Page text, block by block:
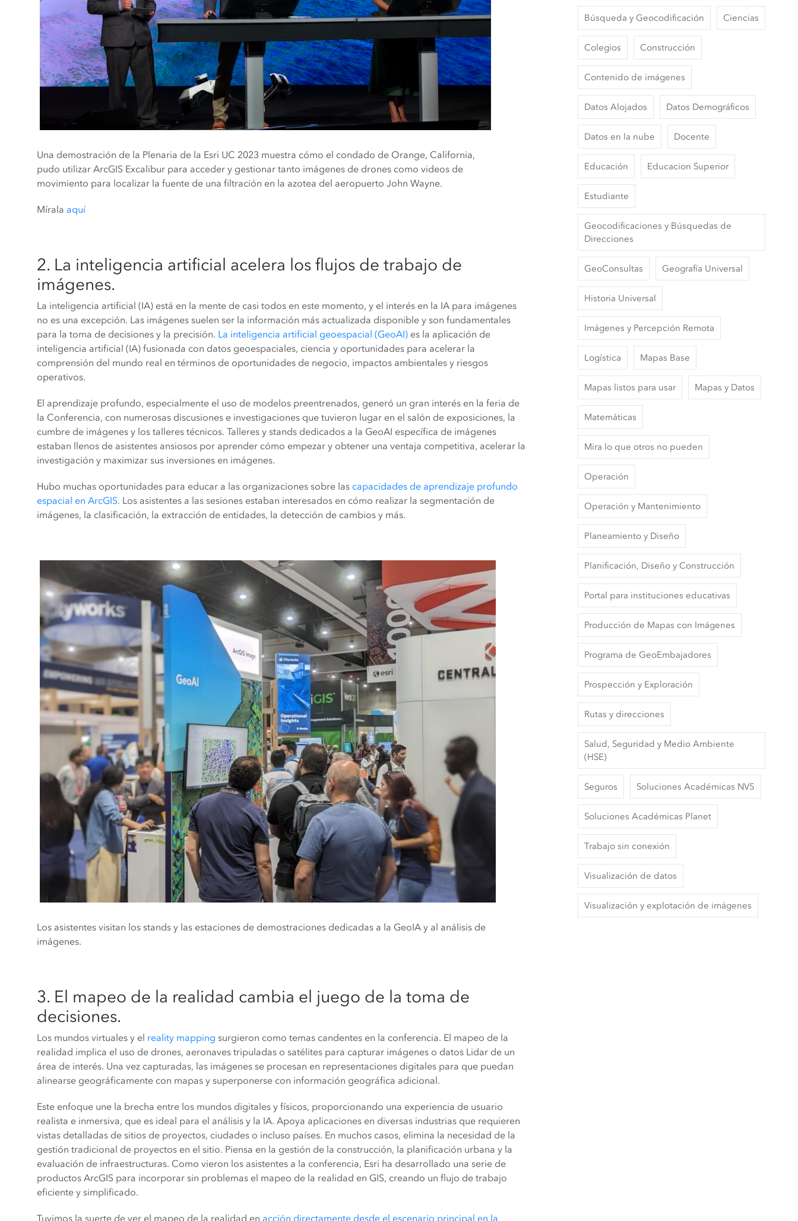
Una demostración de la Plenaria de la Esri UC 2023 muestra cómo el condado de Orange, California,
pudo utilizar ArcGIS Excalibur para acceder y gestionar tanto imágenes de drones como videos de
movimiento para localizar la fuente de una filtración en la azotea del aeropuerto John Wayne.
Mírala aquí
2. La inteligencia artificial acelera los flujos de trabajo de
imágenes.
La inteligencia artificial (IA) está en la mente de casi todos en este momento, y el interés en la IA para imágenes
no es una excepción. Las imágenes suelen ser la información más actualizada disponible y son fundamentales
para la toma de decisiones y la precisión. La inteligencia artificial geoespacial (GeoAI) es la aplicación de
inteligencia artificial (IA) fusionada con datos geoespaciales, ciencia y oportunidades para acelerar la
comprensión del mundo real en términos de oportunidades de negocio, impactos ambientales y riesgos
operativos.
El aprendizaje profundo, especialmente el uso de modelos preentrenados, generó un gran interés en la feria de
la Conferencia, con numerosas discusiones e investigaciones que tuvieron lugar en el salón de exposiciones, la
cumbre de imágenes y los talleres técnicos. Talleres y stands dedicados a la GeoAI específica de imágenes
estaban llenos de asistentes ansiosos por aprender cómo empezar y obtener una ventaja competitiva, acelerar la
investigación y maximizar sus inversiones en imágenes.
Hubo muchas oportunidades para educar a las organizaciones sobre las capacidades de aprendizaje profundo
espacial en ArcGIS. Los asistentes a las sesiones estaban interesados en cómo realizar la segmentación de
imágenes, la clasificación, la extracción de entidades, la detección de cambios y más.
Los asistentes visitan los stands y las estaciones de demostraciones dedicadas a la GeoIA y al análisis de
imágenes.
3. El mapeo de la realidad cambia el juego de la toma de
decisiones.
Los mundos virtuales y el reality mapping surgieron como temas candentes en la conferencia. El mapeo de la
realidad implica el uso de drones, aeronaves tripuladas o satélites para capturar imágenes o datos Lidar de un
área de interés. Una vez capturadas, las imágenes se procesan en representaciones digitales para que puedan
alinearse geográficamente con mapas y superponerse con información geográfica adicional.
Este enfoque une la brecha entre los mundos digitales y físicos, proporcionando una experiencia de usuario
realista e inmersiva, que es ideal para el análisis y la IA. Apoya aplicaciones en diversas industrias que requieren
vistas detalladas de sitios de proyectos, ciudades o incluso países. En muchos casos, elimina la necesidad de la
gestión tradicional de proyectos en el sitio. Piensa en la gestión de la construcción, la planificación urbana y la
evaluación de infraestructuras. Como vieron los asistentes a la conferencia, Esri ha desarrollado una serie de
productos ArcGIS para incorporar sin problemas el mapeo de la realidad en GIS, creando un flujo de trabajo
eficiente y simplificado.
Tuvimos la suerte de ver el mapeo de la realidad en acción directamente desde el escenario principal en la
Búsqueda y Geocodificación Ciencias
Colegios Construcción
Contenido de imágenes
Datos Alojados Datos Demográficos
Datos en la nube Docente
Educación Educacion Superior
Estudiante
Geocodificaciones y Búsquedas de
Direcciones
GeoConsultas Geografía Universal
Historia Universal
Imágenes y Percepción Remota
Logística Mapas Base
Mapas listos para usar Mapas y Datos
Matemáticas
Mira lo que otros no pueden
Operación
Operación y Mantenimiento
Planeamiento y Diseño
Planificación, Diseño y Construcción
Portal para instituciones educativas
Producción de Mapas con Imágenes
Programa de GeoEmbajadores
Prospección y Exploración
Rutas y direcciones
Salud, Seguridad y Medio Ambiente
(HSE)
Seguros Soluciones Académicas NV5
Soluciones Académicas Planet
Trabajo sin conexión
Visualización de datos
Visualización y explotación de imágenes